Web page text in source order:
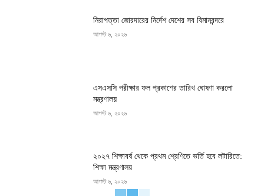
নিরাপত্তা জোরদারের নির্দেশ দেশের সব বিমানবন্দরে
আগস্ট ৬, ২০২৬
এসএসসি পরীক্ষার ফল প্রকাশের তারিখ ঘোষণা করলো
মন্ত্রণালয়
আগস্ট ৬, ২০২৬
২০২৭ শিক্ষাবর্ষ থেকে প্রথম শ্রেণিতে ভর্তি হবে লটারিতে:
শিক্ষা মন্ত্রণালয়
আগস্ট ৬, ২০২৬